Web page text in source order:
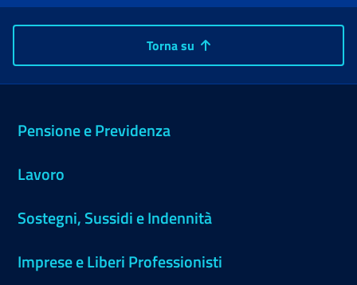
Torna su
Pensione e Previdenza
Lavoro
Sostegni, Sussidi e Indennità
Imprese e Liberi Professionisti